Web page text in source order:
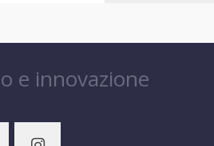
e innovazione